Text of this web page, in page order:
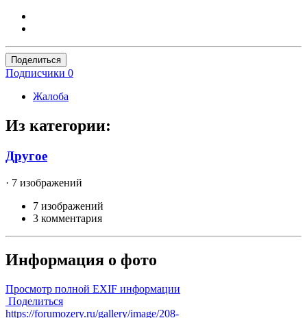
Поделиться
Подписчики 0
Жалоба
Из категории:
Другое
· 7 изображений
7 изображений
3 комментария
Информация о фото
Просмотр полной EXIF информации
Поделиться
https://forumozery.ru/gallery/image/208-